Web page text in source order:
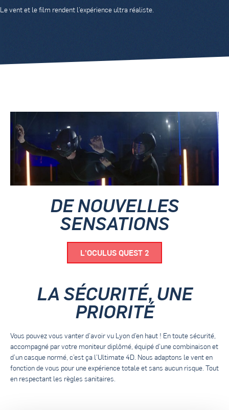
Le vent et le film rendent l’expérience ultra réaliste.
DE NOUVELLES
SENSATIONS
L'OCULUS QUEST 2
LA SÉCURITÉ, UNE
PRIORITÉ
Vous pouvez vous vanter d’avoir vu Lyon d’en haut ! En toute sécurité,
accompagné par votre moniteur diplômé, équipé d’une combinaison et
d’un casque normé, c’est ça l’Ultimate 4D. Nous adaptons le vent en
fonction de vous pour une expérience totale et sans aucun risque. Tout
en respectant les règles sanitaires.